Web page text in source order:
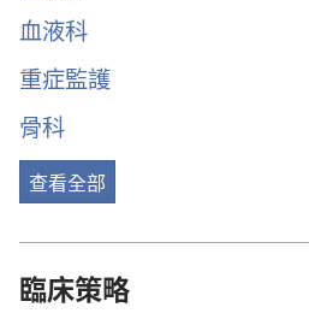
血液科
重症監護
骨科
查看全部
臨床策略